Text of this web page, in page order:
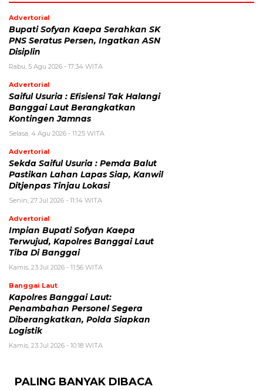
Advertorial
Bupati Sofyan Kaepa Serahkan SK
PNS Seratus Persen, Ingatkan ASN
Disiplin
Rabu, 5 Agu 2026 - 17:34 WITA
Advertorial
Saiful Usuria : Efisiensi Tak Halangi
Banggai Laut Berangkatkan
Kontingen Jamnas
Selasa, 4 Agu 2026 - 11:25 WITA
Advertorial
Sekda Saiful Usuria : Pemda Balut
Pastikan Lahan Lapas Siap, Kanwil
Ditjenpas Tinjau Lokasi
Senin, 27 Jul 2026 - 11:14 WITA
Advertorial
Impian Bupati Sofyan Kaepa
Terwujud, Kapolres Banggai Laut
Tiba Di Banggai
Kamis, 23 Jul 2026 - 11:56 WITA
Banggai Laut
Kapolres Banggai Laut:
Penambahan Personel Segera
Diberangkatkan, Polda Siapkan
Logistik
Kamis, 23 Jul 2026 - 10:18 WITA
PALING BANYAK DIBACA